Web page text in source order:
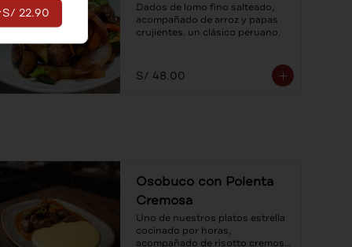
Dados de lomo fino salteado,
acompañado de arroz y papas
crujientes. un clásico peruano.
S/ 48.00
Osobuco con Polenta
Cremosa
Uno de nuestros platos estrella
cocinado por horas,
acompañado de risotto cremoso
S/ 22.90